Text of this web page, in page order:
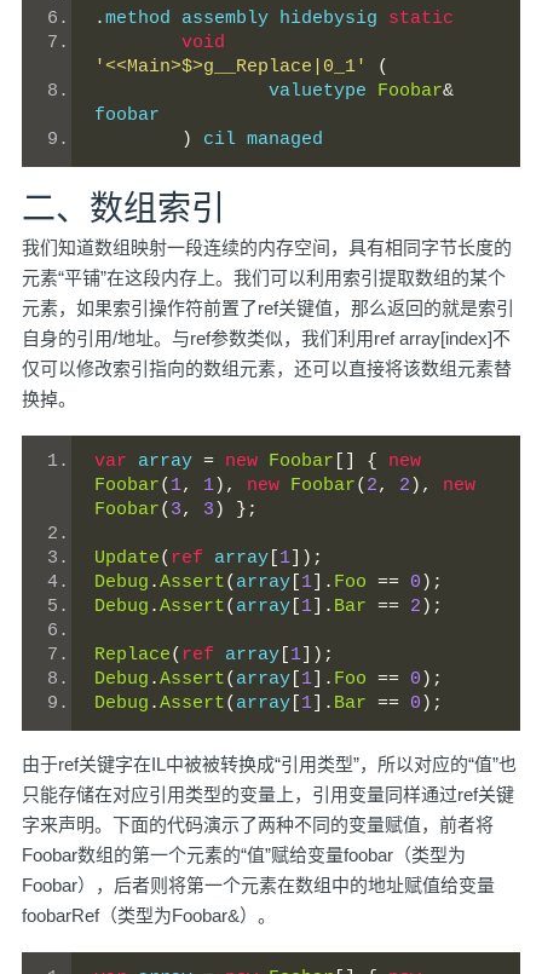
.method assembly hidebysig static
void
'<<Main>$>g__Replace|0_1'
(
		valuetype
Foobar&
foobar
)
cil managed
二、数组索引
我们知道数组映射一段连续的内存空间，具有相同字节长度的
元素“平铺”在这段内存上。我们可以利用索引提取数组的某个
元素，如果索引操作符前置了ref关键值，那么返回的就是索引
自身的引用/地址。与ref参数类似，我们利用ref array[index]不
仅可以修改索引指向的数组元素，还可以直接将该数组元素替
换掉。
var array = new Foobar {
new
Foobar( 1, 1), new Foobar( 2, 2 ),
new
Foobar( 3, 3 ) };
Update( ref array 1 ]);
Debug .Assert( array 1 ]. Foo == 0 );
Debug .Assert( array 1 ]. Bar == 2 );
Replace( ref array 1 ]);
Debug .Assert( array 1 ]. Foo == 0 );
Debug .Assert( array 1 ]. Bar == 0 );
由于ref关键字在IL中被被转换成“引用类型”，所以对应的“值”也
只能存储在对应引用类型的变量上，引用变量同样通过ref关键
字来声明。下面的代码演示了两种不同的变量赋值，前者将
Foobar数组的第一个元素的“值”赋给变量foobar（类型为
Foobar），后者则将第一个元素在数组中的地址赋值给变量
foobarRef（类型为Foobar&）。